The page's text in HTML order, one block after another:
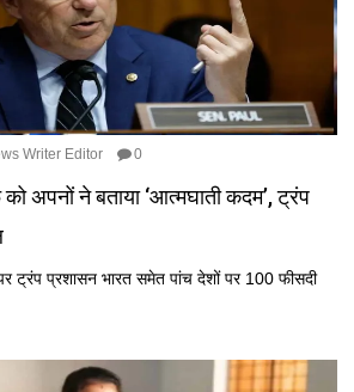
Writer Editor 0
अपनों ने बताया ‘आत्मघाती कदम’, ट्रंप
ट्रंप प्रशासन भारत समेत पांच देशों पर 100 फीसदी